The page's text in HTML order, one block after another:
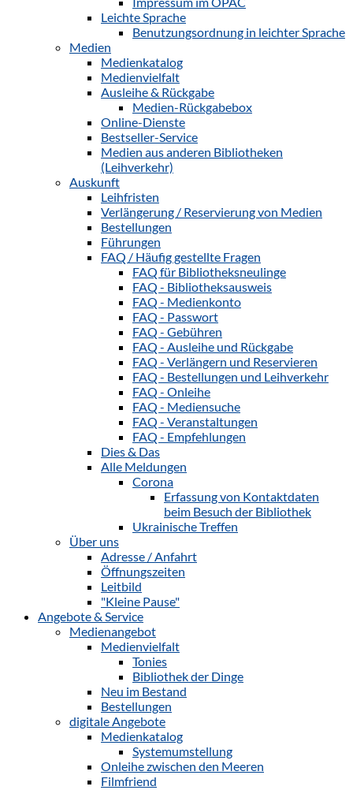
Leichte Sprache
Benutzungsordnung in leichter Sprache
Medien
Medienkatalog
Medienvielfalt
Ausleihe & Rückgabe
Medien-Rückgabebox
Online-Dienste
Bestseller-Service
Medien aus anderen Bibliotheken
(Leihverkehr)
Auskunft
Leihfristen
Verlängerung / Reservierung von Medien
Bestellungen
Führungen
FAQ / Häufig gestellte Fragen
FAQ für Bibliotheksneulinge
FAQ - Bibliotheksausweis
FAQ - Medienkonto
FAQ - Passwort
FAQ - Gebühren
FAQ - Ausleihe und Rückgabe
FAQ - Verlängern und Reservieren
FAQ - Bestellungen und Leihverkehr
FAQ - Onleihe
FAQ - Mediensuche
FAQ - Veranstaltungen
FAQ - Empfehlungen
Dies & Das
Alle Meldungen
Corona
Erfassung von Kontaktdaten
beim Besuch der Bibliothek
Ukrainische Treffen
Über uns
Adresse / Anfahrt
Öffnungszeiten
Leitbild
"Kleine Pause"
Angebote & Service
Medienangebot
Medienvielfalt
Tonies
Bibliothek der Dinge
Neu im Bestand
Bestellungen
digitale Angebote
Medienkatalog
Systemumstellung
Onleihe zwischen den Meeren
Filmfriend